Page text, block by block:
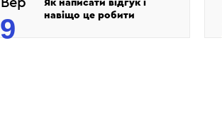
Вер
9
Як написати відгук і
навіщо це робити